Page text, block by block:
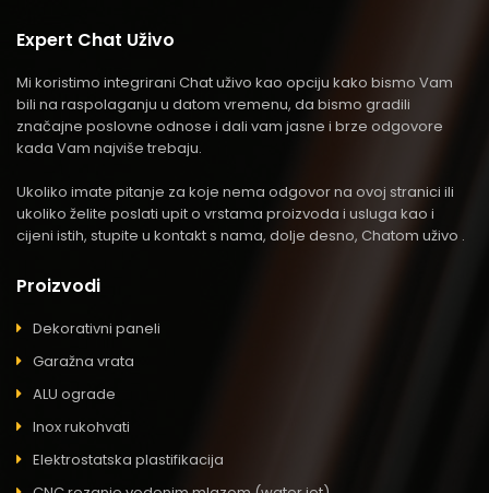
Expert Chat Uživo
Mi koristimo integrirani Chat uživo kao opciju kako bismo Vam
bili na raspolaganju u datom vremenu, da bismo gradili
značajne poslovne odnose i dali vam jasne i brze odgovore
kada Vam najviše trebaju.
Ukoliko imate pitanje za koje nema odgovor na ovoj stranici ili
ukoliko želite poslati upit o vrstama proizvoda i usluga kao i
cijeni istih, stupite u kontakt s nama, dolje desno, Chatom uživo .
Proizvodi
Dekorativni paneli
Garažna vrata
ALU ograde
Inox rukohvati
Elektrostatska plastifikacija